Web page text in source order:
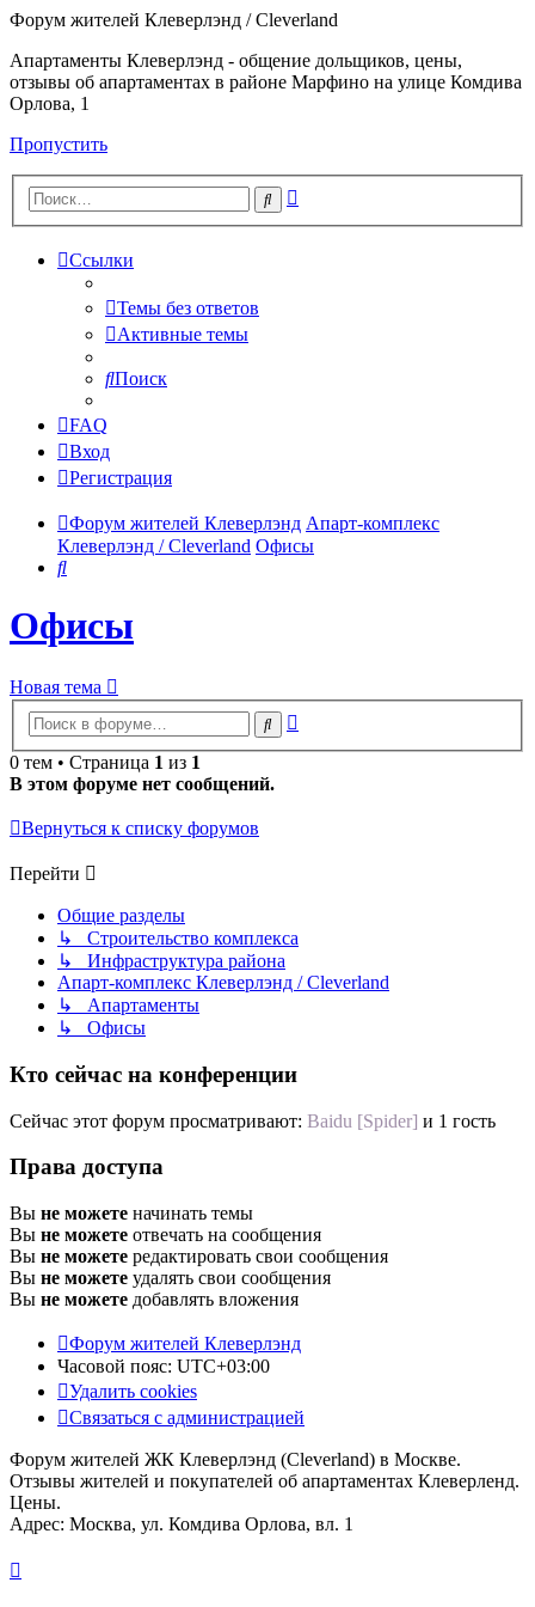
Форум жителей Клеверлэнд / Cleverland
Апартаменты Клеверлэнд - общение дольщиков, цены,
отзывы об апартаментах в районе Марфино на улице Комдива
Орлова, 1
Пропустить
Поиск
Ссылки
Темы без ответов
Активные темы
Поиск
FAQ
Вход
Регистрация
Форум жителей Клеверлэнд Апарт-комплекс
Клеверлэнд / Cleverland Офисы
Поиск
Офисы
Новая тема
Поиск
0 тем • Страница 1 из 1
В этом форуме нет сообщений.
Вернуться к списку форумов
Перейти
Общие разделы
↳ Строительство комплекса
↳ Инфраструктура района
Апарт-комплекс Клеверлэнд / Cleverland
↳ Апартаменты
↳ Офисы
Кто сейчас на конференции
Сейчас этот форум просматривают: Baidu [Spider] и 1 гость
Права доступа
Вы не можете начинать темы
Вы не можете отвечать на сообщения
Вы не можете редактировать свои сообщения
Вы не можете удалять свои сообщения
Вы не можете добавлять вложения
Форум жителей Клеверлэнд
Часовой пояс: UTC+03:00
Удалить cookies
Связаться с администрацией
Форум жителей ЖК Клеверлэнд (Cleverland) в Москве.
Отзывы жителей и покупателей об апартаментах Клеверленд.
Цены.
Адрес: Москва, ул. Комдива Орлова, вл. 1